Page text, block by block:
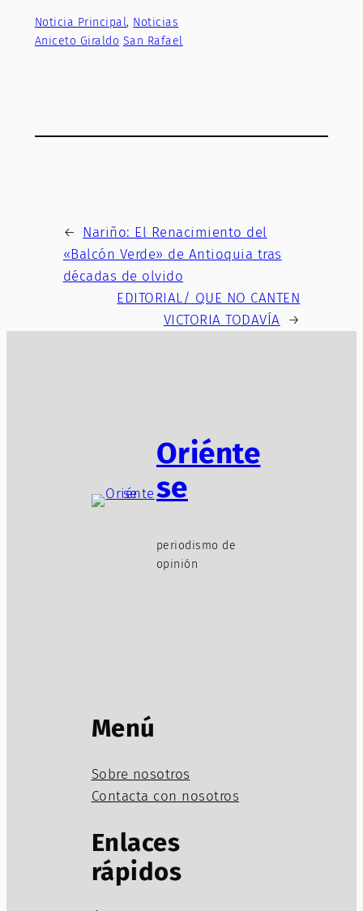
Noticia Principal, Noticias
Aniceto Giraldo San Rafael
← Nariño: El Renacimiento del
«Balcón Verde» de Antioquia tras
décadas de olvido
EDITORIAL/ QUE NO CANTEN
VICTORIA TODAVÍA →
Oriénte
se
periodismo de
opinión
Menú
Sobre nosotros
Contacta con nosotros
Enlaces
rápidos